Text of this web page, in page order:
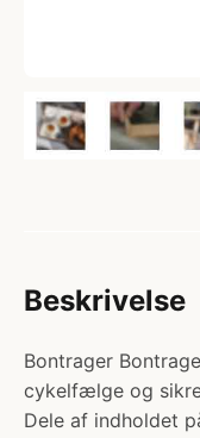
Beskrivelse
Bontrager
cykelfælge og
Dele af indholdet